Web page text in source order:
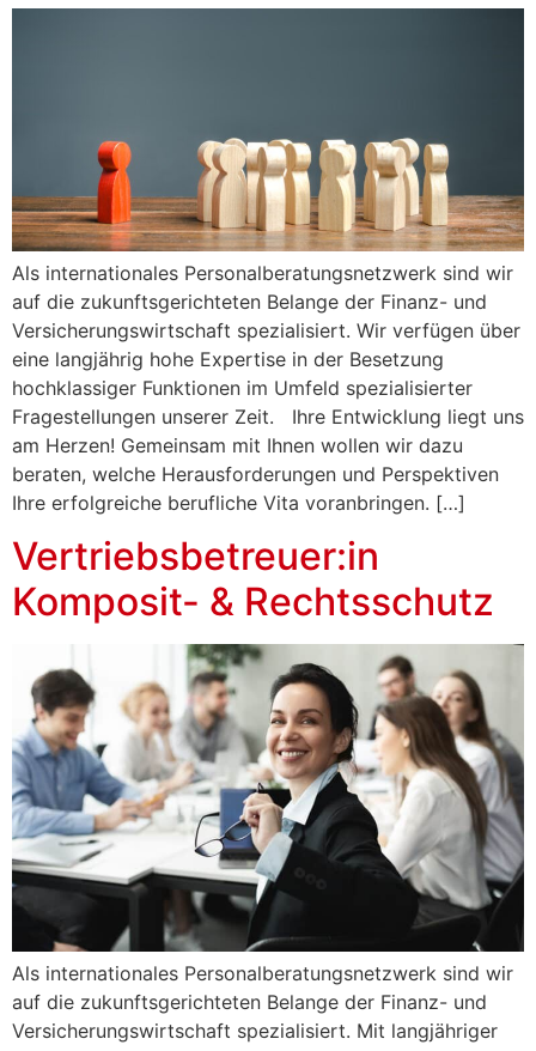
Als internationales Personalberatungsnetzwerk sind wir
auf die zukunftsgerichteten Belange der Finanz- und
Versicherungswirtschaft spezialisiert. Wir verfügen über
eine langjährig hohe Expertise in der Besetzung
hochklassiger Funktionen im Umfeld spezialisierter
Fragestellungen unserer Zeit. Ihre Entwicklung liegt uns
am Herzen! Gemeinsam mit Ihnen wollen wir dazu
beraten, welche Herausforderungen und Perspektiven
Ihre erfolgreiche berufliche Vita voranbringen. […]
Vertriebsbetreuer:in
Komposit- & Rechtsschutz
Als internationales Personalberatungsnetzwerk sind wir
auf die zukunftsgerichteten Belange der Finanz- und
Versicherungswirtschaft spezialisiert. Mit langjähriger